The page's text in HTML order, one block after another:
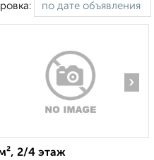
›
2/4 этаж